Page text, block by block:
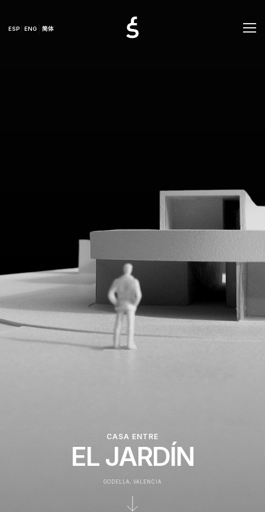
ESP ENG 简体
CASA ENTRE
EL JARDÍN
GODELLA, VALENCIA